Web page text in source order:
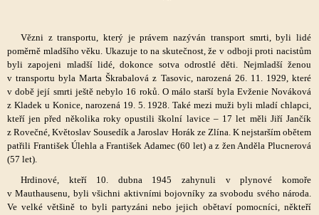
Vězni z transportu, který je právem nazýván transport smrti, byli lidé
poměrně mladšího věku. Ukazuje to na skutečnost, že v odboji proti nacistům
byli zapojeni mladší lidé, dokonce sotva odrostlé děti. Nejmladší ženou
v transportu byla Marta Škrabalová z Tasovic, narozená 26. 11. 1929, které
v době její smrti ještě nebylo 16 roků. O málo starší byla Evženie Nováková
z Kladek u Konice, narozená 19. 5. 1928. Také mezi muži byli mladí chlapci,
kteří jen před několika roky opustili školní lavice – 17 let měli Jiří Jančík
z Rovečné, Květoslav Sousedík a Jaroslav Horák ze Zlína. K nejstarším obětem
patřili František Úlehla a František Adamec (60 let) a z žen Anděla Plucnerová
(57 let).
Hrdinové, kteří 10. dubna 1945 zahynuli v plynové komoře
v Mauthausenu, byli všichni aktivními bojovníky za svobodu svého národa.
Ve velké většině to byli partyzáni nebo jejich obětaví pomocníci, někteří